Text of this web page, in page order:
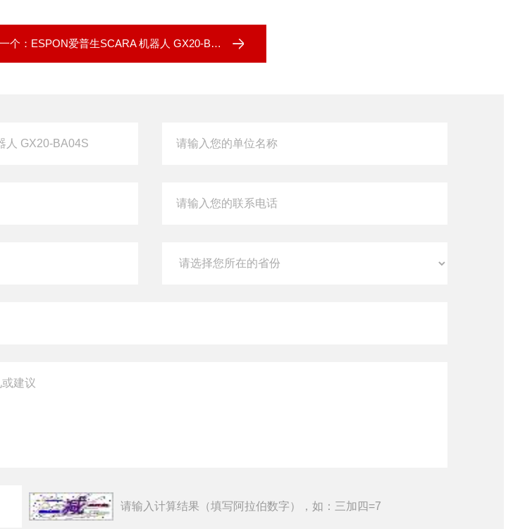
个： ESPON爱普生SCARA 机器人 GX20-BA01S
请输入计算结果（填写阿拉伯数字），如：三加四=7